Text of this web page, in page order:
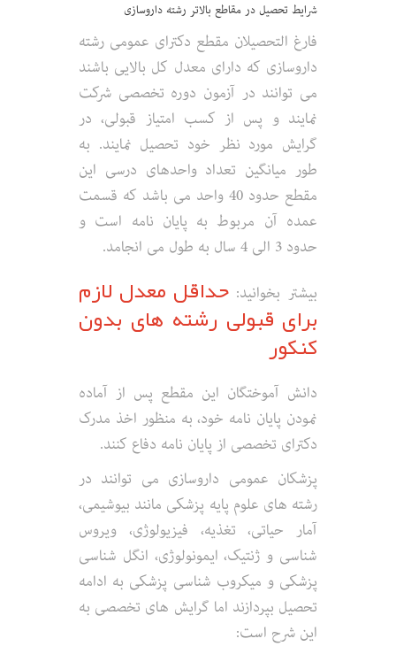
شرایط تحصیل در مقاطع بالاتر رشته داروسازی
فارغ التحصیلان مقطع دکترای عمومی رشته
داروسازی که دارای معدل کل بالایی باشند
می توانند در آزمون دوره تخصصی شرکت
نمایند و پس از کسب امتیاز قبولی، در
گرایش مورد نظر خود تحصیل نمایند. به
طور میانگین تعداد واحدهای درسی این
مقطع حدود 40 واحد می باشد که قسمت
عمده آن مربوط به پایان نامه است و
حدود 3 الی 4 سال به طول می انجامد.
بیشتر بخوانید:حداقل معدل لازم
برای قبولی رشته های بدون
کنکور
دانش آموختگان این مقطع پس از آماده
نمودن پایان نامه خود، به منظور اخذ مدرک
دکترای تخصصی از پایان نامه دفاع کنند.
پزشکان عمومی داروسازی می توانند در
رشته های علوم پایه پزشکی مانند بیوشیمی،
آمار حیاتی، تغذیه، فیزیولوژی، ویروس
شناسی و ژنتیک، ایمونولوژی، انگل شناسی
پزشکی و میکروب شناسی پزشکی به ادامه
تحصیل بپردازند اما گرایش های تخصصی به
این شرح است: